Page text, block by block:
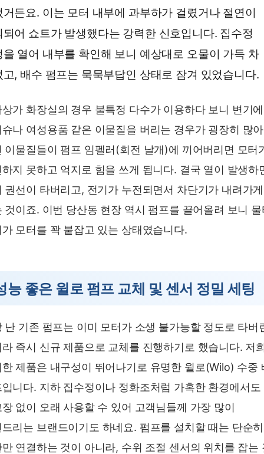
거든요. 이는 모터 내부에 과부하가 걸렸거나 절연이
되어 쇼트가 발생했다는 강력한 신호입니다. 집수정
을 열어 내부를 확인해 보니 예상대로 오물이 가득 차
고, 배수 펌프는 묵묵부답인 상태로 잠겨 있었습니다.
가 화장실의 경우 불특정 다수가 이용하다 보니 변기에
나 여성용품 같은 이물질을 버리는 경우가 굉장히 많
이물질들이 펌프 임펠러(회전 날개)에 끼어버리면 모터
지 못하고 억지로 힘을 쓰게 됩니다. 결국 열이 발생하
권선이 타버리고, 전기가 누전되면서 차단기가 내려가게
것이죠. 이번 당산동 현장 역시 펌프를 끌어올려 보니
모터를 꽉 붙잡고 있는 상태였습니다.
능 좋은 윌로 펌프 교체 및 센서 정밀 세팅
난 기존 펌프는 이미 모터가 소생 불가능할 정도로 타버
즉시 신규 제품으로 교체를 진행하기로 했습니다. 저
제품은 내구성이 뛰어나기로 유명한 윌로(Wilo) 수중
니다. 지하 집수정이나 정화조처럼 가혹한 환경에서도
없이 오래 사용할 수 있어 고객님들께 가장 많이
리는 브랜드이기도 하네요. 펌프를 설치할 때는 단순히
연결하는 것이 아니라, 수위 조절 센서의 위치를 잡는